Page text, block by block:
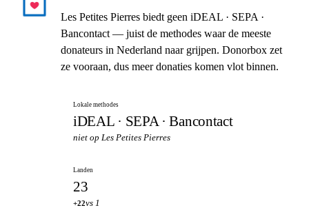
Les Petites Pierres biedt geen iDEAL · SEPA ·
Bancontact — juist de methodes waar de meeste
donateurs in Nederland naar grijpen. Donorbox zet
ze vooraan, dus meer donaties komen vlot binnen.
Lokale methodes
iDEAL · SEPA · Bancontact
niet op Les Petites Pierres
Landen
23
+22vs 1